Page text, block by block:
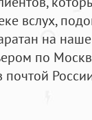
вслух,
на
по